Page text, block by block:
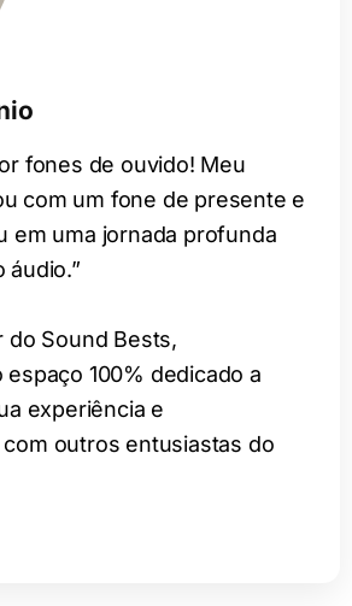
fones de ouvido! Meu
com um fone de presente e
em uma jornada profunda
áudio.”
do Sound Bests,
100% dedicado a
experiência e
outros entusiastas do